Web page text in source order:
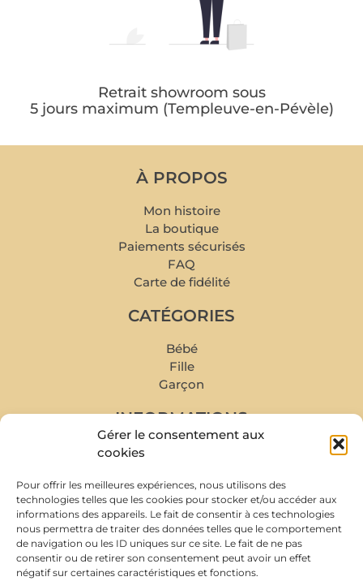
Gérer le consentement aux
cookies
Pour offrir les meilleures expériences, nous utilisons des
technologies telles que les cookies pour stocker et/ou accéder aux
informations des appareils. Le fait de consentir à ces technologies
nous permettra de traiter des données telles que le comportement
de navigation ou les ID uniques sur ce site. Le fait de ne pas
consentir ou de retirer son consentement peut avoir un effet
négatif sur certaines caractéristiques et fonctions.
Retrait showroom sous
5 jours maximum (Templeuve-en-Pévèle)
À PROPOS
Mon histoire
La boutique
Paiements sécurisés
FAQ
Carte de fidélité
CATÉGORIES
Bébé
Fille
Garçon
INFORMATIONS
Mon compte
Livraison et retour
Prise de rendez-vous
Conditions de rachat
À PROPOS